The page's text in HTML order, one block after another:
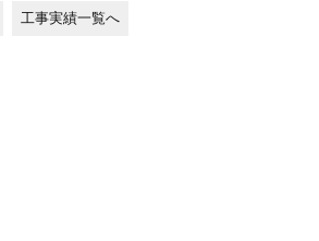
工事実績一覧へ